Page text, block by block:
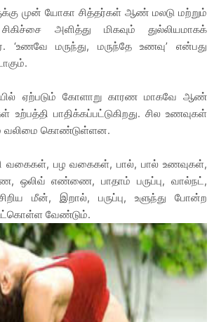
முன் யோகா சித்தர்கள் ஆண் மலடு மற்றும்
அளித்து மிகவும் துல்லியமாகக்
‘உணவே மருந்து, மருந்தே உணவு’ என்பது
யில் ஏற்படும் கோளாறு காரண மாகவே ஆண்
பாதிக்கப்பட்டுகிறது. சில உணவுகள்
வலிமை கொண்டுள்ளன.
வகைகள், பழ வகைகள், பால், பால் உணவுகள்,
ஒலிவ் எண்ணை, பாதாம் பருப்பு, வால்நட்,
மீன், இறால், பருப்பு, உளுந்து போன்ற
வேண்டும்.